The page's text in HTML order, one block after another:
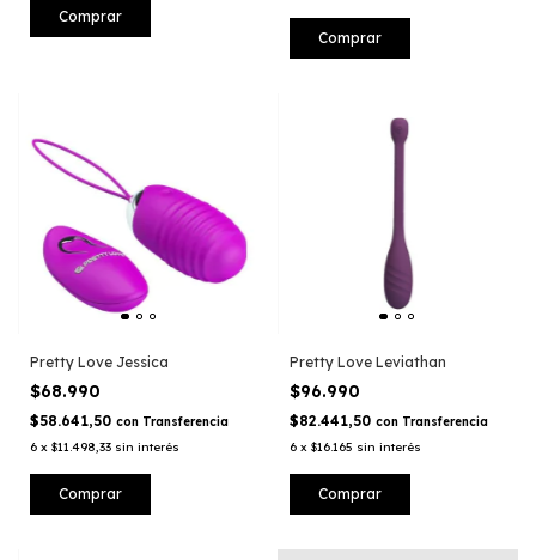
Pretty Love Jessica
$68.990
$58.641,50 con Transferencia
6 x $11.498,33 sin interés
Pretty Love Leviathan
$96.990
$82.441,50 con Transferencia
6 x $16.165 sin interés